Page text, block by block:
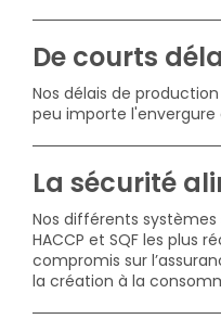
De courts
Nos délais de
peu importe l'envergure
La sécurité
Nos différents systèmes
HACCP et SQF les plus
compromis sur
la création à la